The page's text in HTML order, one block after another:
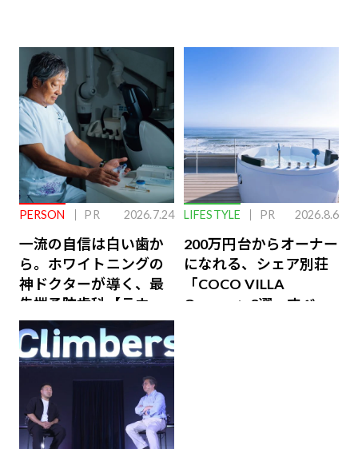
PERSON PR 2026.7.24
一流の自信は白い歯か
ら。ホワイトニングの
神ドクターが導く、最
先端予防歯科【ラウン
ジ会員特典あり】
LIFESTYLE PR 2026.8.6
200万円台からオーナー
になれる、シェア別荘
「COCO VILLA
Owners」3選。すべて